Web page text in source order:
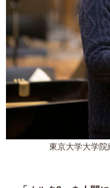
東京大学大学